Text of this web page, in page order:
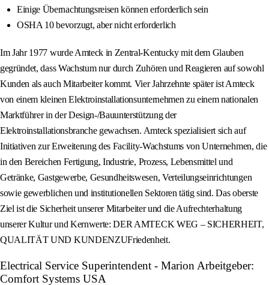
Einige Übernachtungsreisen können erforderlich sein
OSHA 10 bevorzugt, aber nicht erforderlich
Im Jahr 1977 wurde Amteck in Zentral-Kentucky mit dem Glauben
gegründet, dass Wachstum nur durch Zuhören und Reagieren auf sowohl
Kunden als auch Mitarbeiter kommt. Vier Jahrzehnte später ist Amteck
von einem kleinen Elektroinstallationsunternehmen zu einem nationalen
Marktführer in der Design-/Bauunterstützung der
Elektroinstallationsbranche gewachsen. Amteck spezialisiert sich auf
Initiativen zur Erweiterung des Facility-Wachstums von Unternehmen, die
in den Bereichen Fertigung, Industrie, Prozess, Lebensmittel und
Getränke, Gastgewerbe, Gesundheitswesen, Verteilungseinrichtungen
sowie gewerblichen und institutionellen Sektoren tätig sind. Das oberste
Ziel ist die Sicherheit unserer Mitarbeiter und die Aufrechterhaltung
unserer Kultur und Kernwerte: DER AMTECK WEG – SICHERHEIT,
QUALITÄT UND KUNDENZUFriedenheit.
Electrical Service Superintendent - Marion Arbeitgeber:
Comfort Systems USA